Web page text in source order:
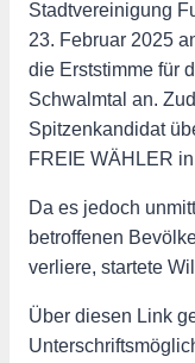
Stadtvereinigung
23. Februar 2025
die Erststimme für
Schwalmtal an.
Spitzenkandidat
FREIE WÄHLER
Da es jedoch
betroffenen
verliere, startete
Über diesen Link